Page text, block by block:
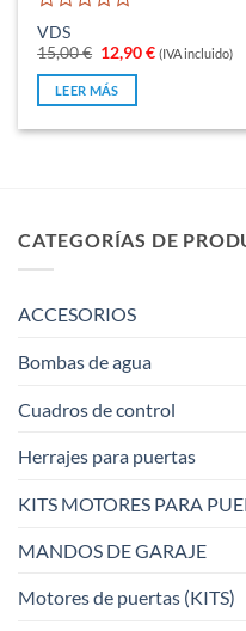
Valorado
con
0
de
5
VDS
15,00€ El
precio
original
era:
12,90€El
precio
(IVA incluido)
LEER MÁS
CATEGORÍAS DE
ACCESORIOS
Bombas de agua
Cuadros de control
Herrajes para puertas
KITS MOTORES PARA
MANDOS DE GARAJE
Motores de puertas (KITS)